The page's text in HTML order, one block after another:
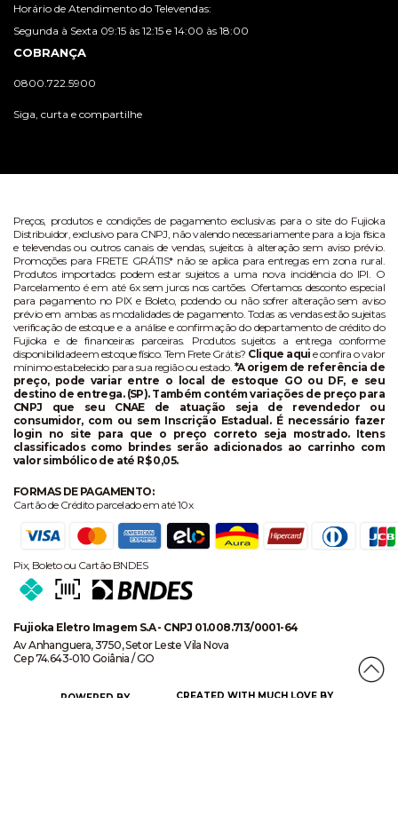
Horário de Atendimento do Televendas:
Segunda à Sexta 09:15 às 12:15 e 14:00 às 18:00
COBRANÇA
0800.722.5900
Siga, curta e compartilhe
Preços, produtos e condições de pagamento exclusivas para o site do Fujioka
Distribuidor, exclusivo para CNPJ, não valendo necessariamente para a loja física
e televendas ou outros canais de vendas, sujeitos à alteração sem aviso prévio.
Promoções para FRETE GRÁTIS* não se aplica para entregas em zona rural.
Produtos importados podem estar sujeitos a uma nova incidência do IPI. O
Parcelamento é em até 6x sem juros nos cartões. Ofertamos desconto especial
para pagamento no PIX e Boleto, podendo ou não sofrer alteração sem aviso
prévio em ambas as modalidades de pagamento. Todas as vendas estão sujeitas
verificação de estoque e a análise e confirmação do departamento de crédito do
Fujioka e de financeiras parceiras. Produtos sujeitos a entrega conforme
disponibilidade em estoque físico. Tem Frete Grátis? Clique aqui e confira o valor
mínimo estabelecido para sua região ou estado. *A origem de referência de
preço, pode variar entre o local de estoque GO ou DF, e seu
destino de entrega. (SP). Também contém variações de preço para
CNPJ que seu CNAE de atuação seja de revendedor ou
consumidor, com ou sem Inscrição Estadual. É necessário fazer
login no site para que o preço correto seja mostrado. Itens
classificados como brindes serão adicionados ao carrinho com
valor simbólico de até R$ 0,05.
FORMAS DE PAGAMENTO:
Cartão de Crédito parcelado em até 10x
Pix, Boleto ou Cartão BNDES
Fujioka Eletro Imagem S.A - CNPJ 01.008.713/0001-64
Av Anhanguera, 3750, Setor Leste Vila Nova
Cep 74.643-010 Goiânia / GO
POWERED BY CREATED WITH MUCH LOVE BY